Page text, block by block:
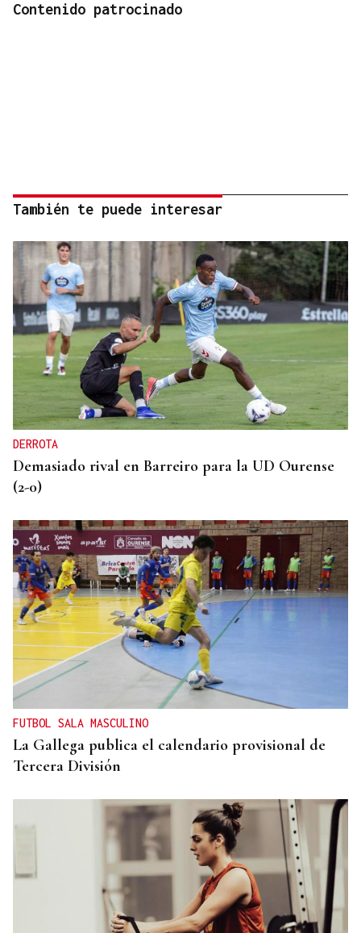
Contenido patrocinado
También te puede interesar
DERROTA
Demasiado rival en Barreiro para la UD Ourense
(2-0)
FUTBOL SALA MASCULINO
La Gallega publica el calendario provisional de
Tercera División